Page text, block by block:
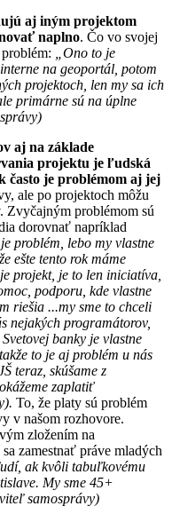
aj iným projektom
naplno. Čo vo svojej
„Ono to je
na geoportál, potom
projektoch, len my sa ich
primárne sú na úplne
aj na základe
projektu je ľudská
často je problémom aj jej
ale po projektoch môžu
Zvyčajným problémom sú
dorovnať napríklad
problém, lebo my vlastne
ešte tento rok máme
projekt, je to len iniciatíva,
podporu, kde vlastne
riešia ...my sme to chceli
nejakých programátorov,
banky je vlastne
to je aj problém u nás
teraz, skúšame z
zaplatiť
To, že platy sú problém
v našom rozhovore.
zložením na
zamestnať práve mladých
ak kvôli tabuľkovému
My sme 45+
samosprávy)